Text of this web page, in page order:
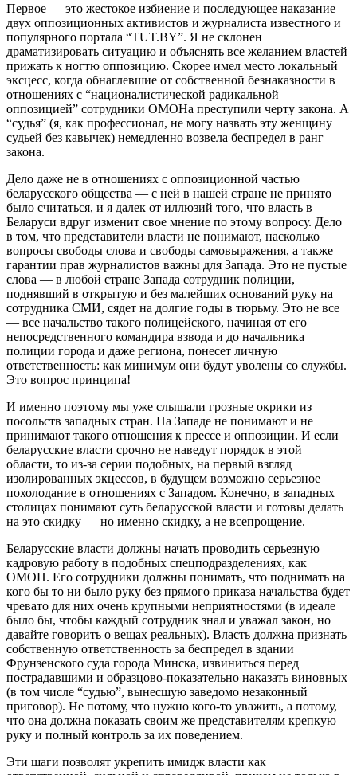
Первое — это жестокое избиение и последующее наказание
двух оппозиционных активистов и журналиста известного и
популярного портала “TUT.BY”. Я не склонен
драматизировать ситуацию и объяснять все желанием властей
прижать к ногтю оппозицию. Скорее имел место локальный
эксцесс, когда обнаглевшие от собственной безнаказности в
отношениях с “националистической радикальной
оппозицией” сотрудники ОМОНа преступили черту закона. А
“судья” (я, как профессионал, не могу назвать эту женщину
судьей без кавычек) немедленно возвела беспредел в ранг
закона.
Дело даже не в отношениях с оппозиционной частью
беларусского общества — с ней в нашей стране не принято
было считаться, и я далек от иллюзий того, что власть в
Беларуси вдруг изменит свое мнение по этому вопросу. Дело
в том, что представители власти не понимают, насколько
вопросы свободы слова и свободы самовыражения, а также
гарантии прав журналистов важны для Запада. Это не пустые
слова — в любой стране Запада сотрудник полиции,
поднявший в открытую и без малейших оснований руку на
сотрудника СМИ, сядет на долгие годы в тюрьму. Это не все
— все начальство такого полицейского, начиная от его
непосредственного командира взвода и до начальника
полиции города и даже региона, понесет личную
ответственность: как минимум они будут уволены со службы.
Это вопрос принципа!
И именно поэтому мы уже слышали грозные окрики из
посольств западных стран. На Западе не понимают и не
принимают такого отношения к прессе и оппозиции. И если
беларусские власти срочно не наведут порядок в этой
области, то из-за серии подобных, на первый взгляд
изолированных экцессов, в будущем возможно серьезное
похолодание в отношениях с Западом. Конечно, в западных
столицах понимают суть беларусской власти и готовы делать
на это скидку — но именно скидку, а не всепрощение.
Беларусские власти должны начать проводить серьезную
кадровую работу в подобных спецподразделениях, как
ОМОН. Его сотрудники должны понимать, что поднимать на
кого бы то ни было руку без прямого приказа начальства будет
чревато для них очень крупными неприятностями (в идеале
было бы, чтобы каждый сотрудник знал и уважал закон, но
давайте говорить о вещах реальных). Власть должна признать
собственную ответственность за беспредел в здании
Фрунзенского суда города Минска, извиниться перед
пострадавшими и образцово-показательно наказать виновных
(в том числе “судью”, вынесшую заведомо незаконный
приговор). Не потому, что нужно кого-то уважить, а потому,
что она должна показать своим же представителям крепкую
руку и полный контроль за их поведением.
Эти шаги позволят укрепить имидж власти как